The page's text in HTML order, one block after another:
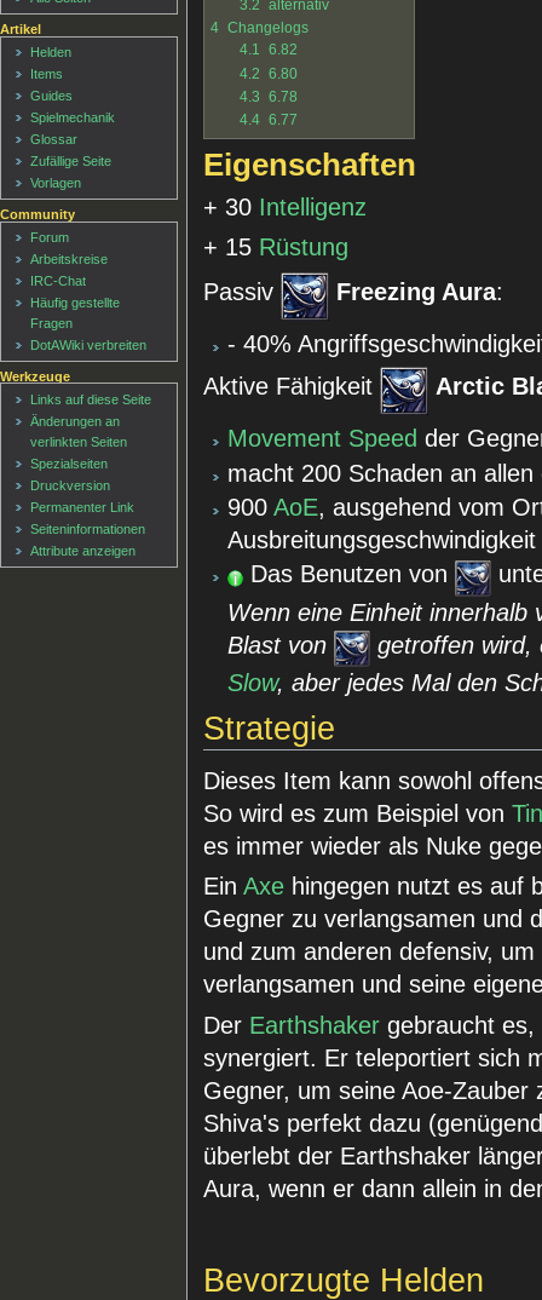
3.2 alternativ
4 Changelogs
4.1 6.82
4.2 6.80
4.3 6.78
4.4 6.77
Eigenschaften
+ 30 Intelligenz
+ 15 Rüstung
Passiv
Freezing Aura:
- 40%
Aktive Fähigkeit
Arctic
Movement Speed der
macht 200 Schaden an
900AoE, ausgehend vom
Das Benutzen von
Wenn eine Einheit innerhalb
Blast von
getroffen wird,
Slow, aber jedes Mal den
Strategie
Dieses Item kann sowohl
So wird es zum Beispiel von
es immer wieder als Nuke
EinAxe hingegen nutzt es auf
Gegner zu verlangsamen und
und zum anderen defensiv,
verlangsamen und seine
Der Earthshaker gebraucht
synergiert. Er teleportiert sich
Gegner, um seine Aoe-
Shiva's perfekt dazu
überlebt der Earthshaker
Aura, wenn er dann allein in
Bevorzugte Helden
Artikel
Helden
Items
Guides
Spielmechanik
Glossar
Zufällige Seite
Vorlagen
Community
Forum
Arbeitskreise
IRC-Chat
Häufig gestellte
Fragen
DotAWiki verbreiten
Werkzeuge
Links auf diese Seite
Änderungen an
verlinkten Seiten
Spezialseiten
Druckversion
Permanenter Link
Seiten­informationen
Attribute anzeigen